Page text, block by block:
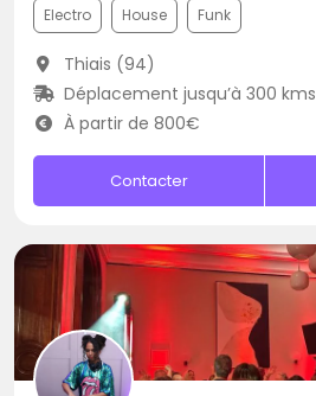
Electro House Funk
Thiais (94)
Déplacement jusqu’à 300 kms
À partir de 800€
Contacter